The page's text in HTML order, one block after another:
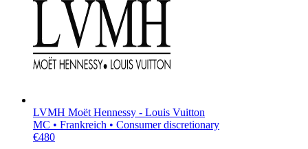
LVMH Moët Hennessy - Louis Vuitton
MC • Frankreich • Consumer discretionary
€480